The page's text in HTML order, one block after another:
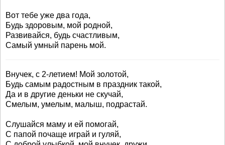
Вот тебе уже два года,
Будь здоровым, мой родной,
Развивайся, будь счастливым,
Самый умный парень мой.
Внучек, с 2-летием! Мой золотой,
Будь самым радостным в праздник такой,
Да и в другие деньки не скучай,
Смелым, умелым, малыш, подрастай.
Слушайся маму и ей помогай,
С папой почаще играй и гуляй,